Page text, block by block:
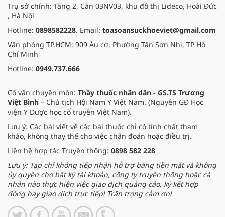
Trụ sở chính: Tầng 2, Căn 03NV03, khu đô thị Lideco, Hoài Đức
, Hà Nội
Hotline: 0898582228. Email: toasoansuckhoeviet@gmail.com
Văn phòng TP.HCM: 909 Âu cơ, Phường Tân Sơn Nhì, TP Hồ
Chí Minh
Hotline: 0949.737.666
Cố vấn chuyên môn: Thầy thuốc nhân dân - GS.TS Trương
Việt Bình – Chủ tịch Hội Nam Y Việt Nam. (Nguyên GĐ Học
viện Y Dược học cổ truyền Việt Nam).
Lưu ý: Các bài viết về các bài thuốc chỉ có tính chất tham
khảo, không thay thế cho việc chẩn đoán hoặc điều trị.
Liên hệ hợp tác Truyền thông: 0898 582 228
Lưu ý: Tạp chí không tiếp nhận hỗ trợ bằng tiền mặt và không
ủy quyền cho bất kỳ tài khoản, công ty truyền thông hoặc cá
nhân nào thực hiện việc giao dịch quảng cáo, ký kết hợp
đồng hay giao dịch trực tiếp! Trân trọng cảm ơn!